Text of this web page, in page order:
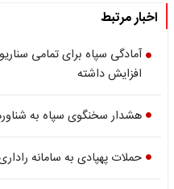
اخبار مرتبط
آمادگی سپاه برای تمامی
افزایش داشته
هشدار سخنگوی سپاه به
حملات پهپادی به سامانه